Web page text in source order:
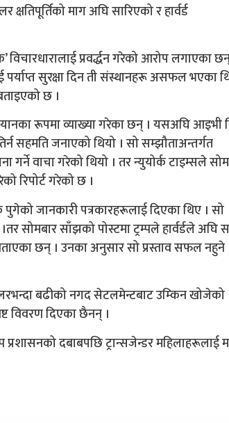
माग अघि सारिएको र हार्वर्ड
प्रवर्द्धन गरेको आरोप लगाएका
पर्याप्त सुरक्षा दिन ती संस्थानहरू असफल भएका
छ ।
रूपमा व्याख्या गरेका छन् । यसअघि
सहमति जनाएको थियो । सो सम्झौताअन्तर्गत
गर्ने वाचा गरेको थियो । तर न्युयोर्क टाइम्सले
रिपोर्ट गरेको छ ।
पुगेको जानकारी पत्रकारहरूलाई दिएका थिए । सो
सोमबार साँझको पोस्टमा ट्रम्पले हार्वर्डले अघि
छन् । उनका अनुसार सो प्रस्ताव सफल नहुने
बढीको नगद सेटलमेन्टबाट उम्किन खोजेको
विवरण दिएका छैनन् ।
दबाबपछि ट्रान्सजेन्डर महिलाहरूलाई